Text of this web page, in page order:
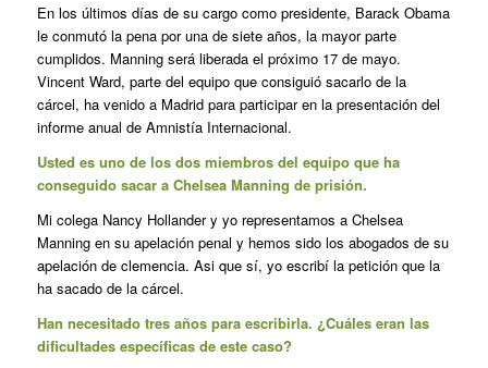
En los últimos días de su cargo como presidente, Barack Obama
le conmutó la pena por una de siete años, la mayor parte
cumplidos. Manning será liberada el próximo 17 de mayo.
Vincent Ward, parte del equipo que consiguió sacarlo de la
cárcel, ha venido a Madrid para participar en la presentación del
informe anual de Amnistía Internacional.
Usted es uno de los dos miembros del equipo que ha
conseguido sacar a Chelsea Manning de prisión.
Mi colega Nancy Hollander y yo representamos a Chelsea
Manning en su apelación penal y hemos sido los abogados de su
apelación de clemencia. Asi que sí, yo escribí la petición que la
ha sacado de la cárcel.
Han necesitado tres años para escribirla. ¿Cuáles eran las
dificultades específicas de este caso?